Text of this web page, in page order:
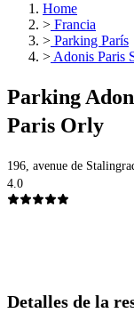
Home
> Francia
> Parking París
> Adonis Paris
Parking
Paris Orly
196, avenue de
4.0
Detalles de la